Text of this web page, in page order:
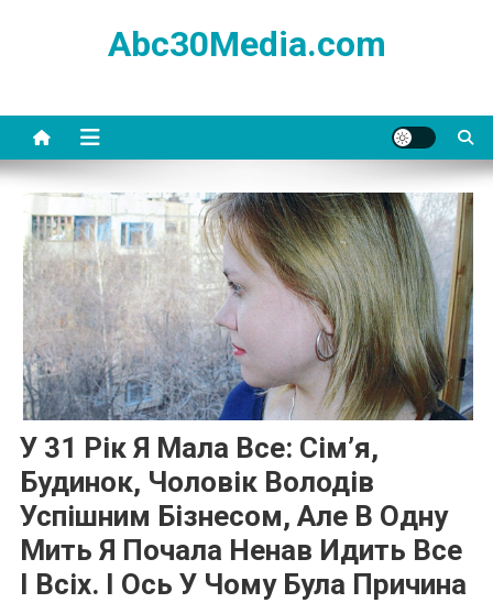
Abc30Media.com
У 31 Рік Я Мала Все: Сім’я,
Будинок, Чоловік Володів
Успішним Бізнесом, Але В Одну
Мить Я Почала Ненав Идить Все
І Всіх. І Ось У Чому Була Причина